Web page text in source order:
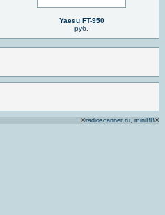
Yaesu FT-950
руб.
©radioscanner.ru, miniBB®